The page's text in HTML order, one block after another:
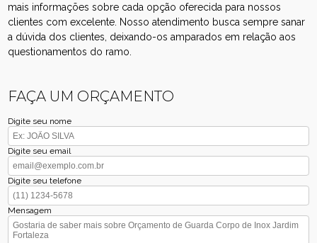
mais informações sobre cada opção oferecida para nossos
clientes com excelente. Nosso atendimento busca sempre sanar
a dúvida dos clientes, deixando-os amparados em relação aos
questionamentos do ramo.
FAÇA UM ORÇAMENTO
Digite seu nome
Digite seu email
Digite seu telefone
Mensagem